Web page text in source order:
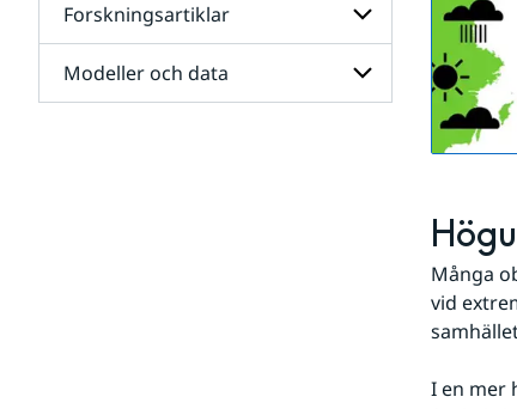
Undersidor
för
Forskningsprojekt
Forskningsartiklar
Undersidor
för
Forskningsartiklar
Modeller och data
Undersidor
Många
vid
I en mer